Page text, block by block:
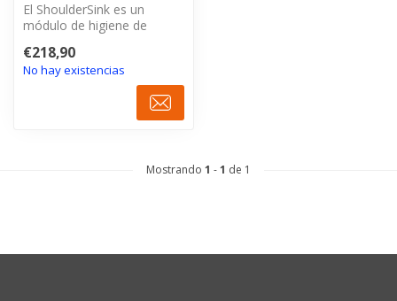
El ShoulderSink es un
módulo de higiene de
con 5 litro...
€218,90
No hay existencias
Mostrando 1 -1 de 1